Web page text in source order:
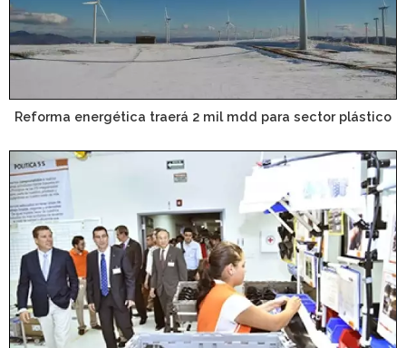
Reforma energética traerá 2 mil mdd para sector plástico